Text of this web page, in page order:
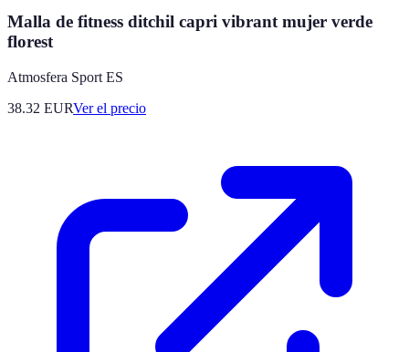
Malla de fitness ditchil capri vibrant mujer verde
florest
Atmosfera Sport ES
38.32 EURVer el precio